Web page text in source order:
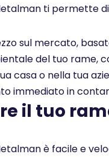
ti permette
sul mercato,
del tuo rame,
casa o nella tua
immediato in
il tuo
è facile e